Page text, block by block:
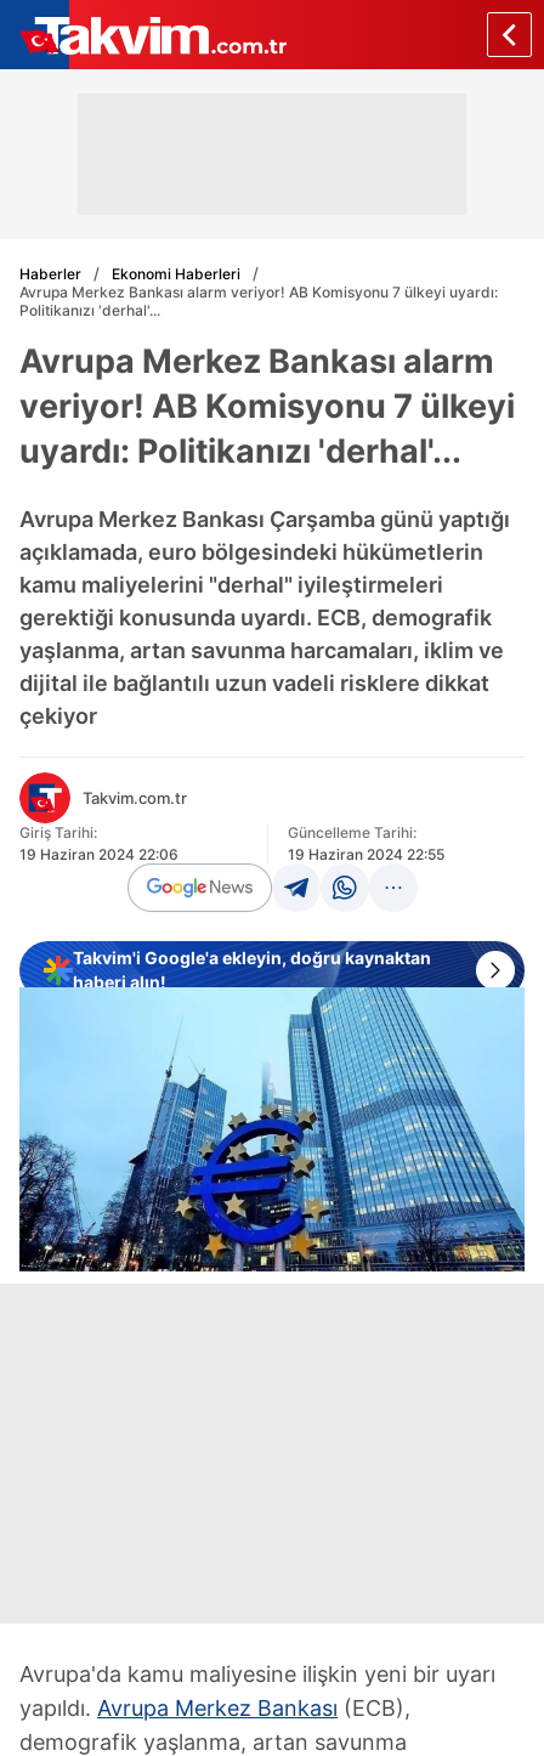
Haberler
Ekonomi Haberleri
Avrupa Merkez Bankası alarm veriyor! AB Komisyonu 7 ülkeyi uyardı:
Politikanızı 'derhal'...
Avrupa Merkez Bankası alarm
veriyor! AB Komisyonu 7 ülkeyi
uyardı: Politikanızı 'derhal'...
Avrupa Merkez Bankası Çarşamba günü yaptığı
açıklamada, euro bölgesindeki hükümetlerin
kamu maliyelerini "derhal" iyileştirmeleri
gerektiği konusunda uyardı. ECB, demografik
yaşlanma, artan savunma harcamaları, iklim ve
dijital ile bağlantılı uzun vadeli risklere dikkat
çekiyor
Takvim.com.tr
Giriş Tarihi:
19 Haziran 2024 22:06
Güncelleme Tarihi:
19 Haziran 2024 22:55
Takvim'i Google'a ekleyin, doğru kaynaktan
haberi alın!
Avrupa'da kamu maliyesine ilişkin yeni bir uyarı
yapıldı. Avrupa Merkez Bankası (ECB),
demografik yaşlanma, artan savunma